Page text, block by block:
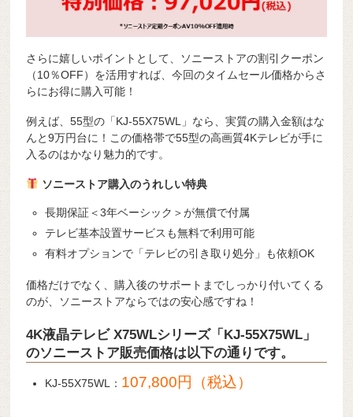
さらに嬉しいポイントとして、ソニーストアの割引クーポン
（10％OFF）を活用すれば、今回のタイムセール価格からさ
らにお得に購入可能！
例えば、55型の「KJ-55X75WL」なら、実質の購入金額はな
んと9万円台に！この価格帯で55型の高画質4Kテレビが手に
入るのはかなり魅力的です。
ソニーストア購入のうれしい特典
長期保証＜3年ベーシック＞が無償で付属
テレビ基本設置サービスも無料で利用可能
有料オプションで「テレビの引き取り処分」も依頼OK
価格だけでなく、購入後のサポートまでしっかり付いてくる
のが、ソニーストアならではの安心感ですね！
4K液晶テレビ X75WLシリーズ「KJ-55X75WL」
のソニーストア販売価格は以下の通りです。
KJ-55X75WL： 107,800円（税込）